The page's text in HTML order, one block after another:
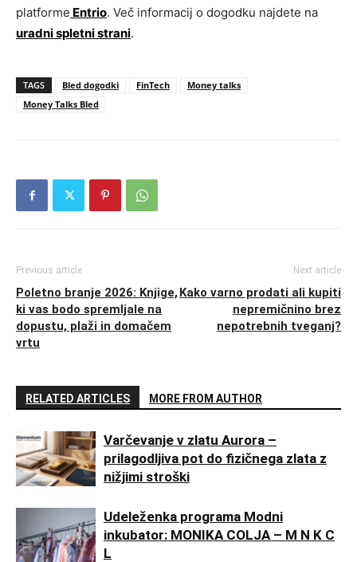
platforme Entrio. Več informacij o dogodku najdete na
uradni spletni strani.
TAGS Bled dogodki FinTech
Money talks
Money Talks Bled
Previous article
Poletno branje 2026: Knjige,
ki vas bodo spremljale na
dopustu, plaži in domačem
vrtu
Next article
Kako varno prodati ali kupiti
nepremičnino brez
nepotrebnih tveganj?
RELATED ARTICLES MORE FROM AUTHOR
Varčevanje v zlatu Aurora –
prilagodljiva pot do fizičnega zlata z
nižjimi stroški
Udeleženka programa Modni
inkubator: MONIKA COLJA – M N K C
L